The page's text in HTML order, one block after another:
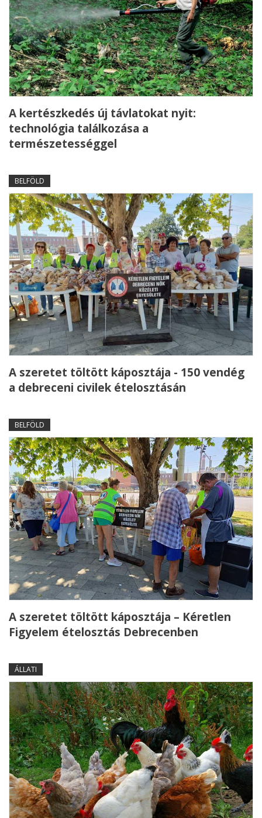
A kertészkedés új távlatokat nyit:
technológia találkozása a
természetességgel
BELFÖLD
A szeretet töltött káposztája - 150 vendég
a debreceni civilek ételosztásán
BELFÖLD
A szeretet töltött káposztája – Kéretlen
Figyelem ételosztás Debrecenben
ÁLLATI